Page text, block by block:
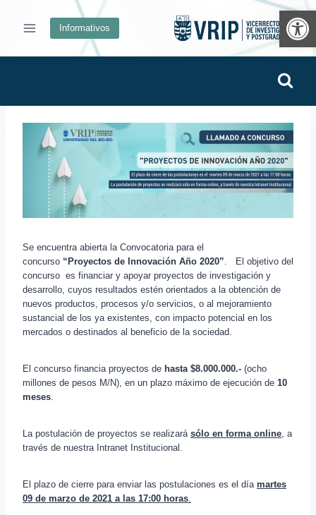
Informativos
Se encuentra abierta la Convocatoria para el
concurso “Proyectos de Innovación Año 2020”. El objetivo del
concurso es financiar y apoyar proyectos de investigación y
desarrollo, cuyos resultados estén orientados a la obtención de
nuevos productos, procesos y/o servicios, o al mejoramiento
sustancial de los ya existentes, con impacto potencial en los
mercados o destinados al beneficio de la sociedad.
El concurso financia proyectos de hasta $8.000.000.- (ocho
millones de pesos M/N), en un plazo máximo de ejecución de 10
meses.
La postulación de proyectos se realizará sólo en forma online, a
través de nuestra Intranet Institucional.
El plazo de cierre para enviar las postulaciones es el día martes
09 de marzo de 2021 a las 17:00 horas.